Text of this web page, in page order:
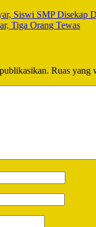
Siswi SMP Disekap
Tiga Orang Tewas
Ruas yang